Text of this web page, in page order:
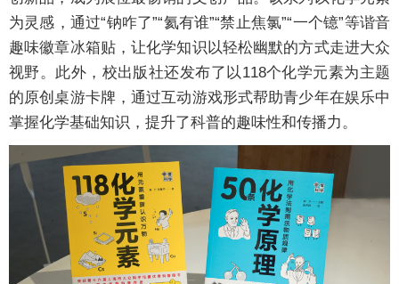
为灵感，通过“钠咋了”“氦有谁”“禁止焦氯”“一个镱”等谐音
趣味徽章冰箱贴，让化学知识以轻松幽默的方式走进大众
视野。此外，校出版社还发布了以118个化学元素为主题
的原创桌游卡牌，通过互动游戏形式帮助青少年在娱乐中
掌握化学基础知识，提升了科普的趣味性和传播力。